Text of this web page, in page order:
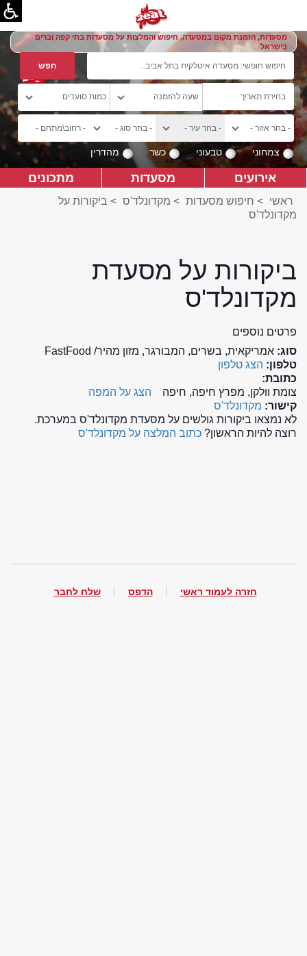
מסעדות, הזמנת מקום במסעדה, חיפוש והמלצות על מסעדות בתי קפה וברים
בישראל
צמחוני טבעוני כשר מהדרין
אירועים מסעדות מתכונים
ראשי > חיפוש מסעדות > מקדונלד'ס > ביקורות על
מקדונלד'ס
ביקורות על מסעדת
מקדונלד'ס
פרטים נוספים
סוג: אמריקאית, בשרים, המבורגר, מזון מהיר/ FastFood
טלפון: הצג טלפון
כתובת:
צומת וולקן, מפרץ חיפה, חיפה
הצג על המפה
קישור: מקדונלד'ס
לא נמצאו ביקורות גולשים על מסעדת מקדונלד'ס במערכת.
רוצה להיות הראשון? כתוב המלצה על מקדונלד'ס
חזרה לעמוד ראשי הדפס שלח לחבר